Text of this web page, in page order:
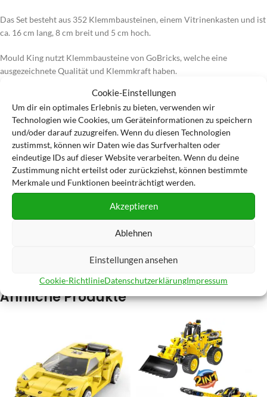
Cookie-Einstellungen
Um dir ein optimales Erlebnis zu bieten, verwenden wir
Technologien wie Cookies, um Geräteinformationen zu speichern
und/oder darauf zuzugreifen. Wenn du diesen Technologien
zustimmst, können wir Daten wie das Surfverhalten oder
eindeutige IDs auf dieser Website verarbeiten. Wenn du deine
Zustimmung nicht erteilst oder zurückziehst, können bestimmte
Merkmale und Funktionen beeinträchtigt werden.
Akzeptieren
Ablehnen
Einstellungen ansehen
Cookie-RichtlinieDatenschutzerklärungImpressum
Das Set besteht aus 352 Klemmbausteinen, einem Vitrinenkasten und ist
ca. 16 cm lang, 8 cm breit und 5 cm hoch.
Mould King nutzt Klemmbausteine von GoBricks, welche eine
ausgezeichnete Qualität und Klemmkraft haben.
Mould King ist mit den Klemmbausteinen des dänischen Herstellers zu
100% kompatibel.
Zusätzliche Informationen
Ähnliche Produkte